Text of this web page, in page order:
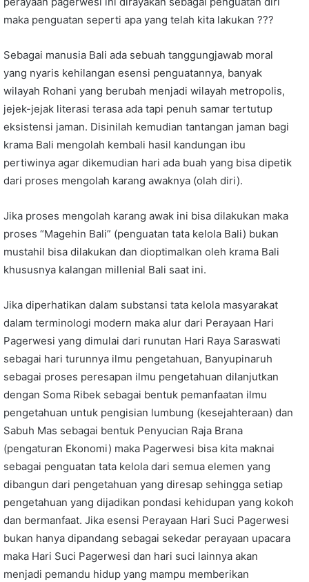
maka penguatan seperti apa yang telah kita lakukan ???
Sebagai manusia Bali ada sebuah tanggungjawab moral
yang nyaris kehilangan esensi penguatannya, banyak
wilayah Rohani yang berubah menjadi wilayah metropolis,
jejek-jejak literasi terasa ada tapi penuh samar tertutup
eksistensi jaman. Disinilah kemudian tantangan jaman bagi
krama Bali mengolah kembali hasil kandungan ibu
pertiwinya agar dikemudian hari ada buah yang bisa dipetik
dari proses mengolah karang awaknya (olah diri).
Jika proses mengolah karang awak ini bisa dilakukan maka
proses “Magehin Bali” (penguatan tata kelola Bali) bukan
mustahil bisa dilakukan dan dioptimalkan oleh krama Bali
khususnya kalangan millenial Bali saat ini.
Jika diperhatikan dalam substansi tata kelola masyarakat
dalam terminologi modern maka alur dari Perayaan Hari
Pagerwesi yang dimulai dari runutan Hari Raya Saraswati
sebagai hari turunnya ilmu pengetahuan, Banyupinaruh
sebagai proses peresapan ilmu pengetahuan dilanjutkan
dengan Soma Ribek sebagai bentuk pemanfaatan ilmu
pengetahuan untuk pengisian lumbung (kesejahteraan) dan
Sabuh Mas sebagai bentuk Penyucian Raja Brana
(pengaturan Ekonomi) maka Pagerwesi bisa kita maknai
sebagai penguatan tata kelola dari semua elemen yang
dibangun dari pengetahuan yang diresap sehingga setiap
pengetahuan yang dijadikan pondasi kehidupan yang kokoh
dan bermanfaat. Jika esensi Perayaan Hari Suci Pagerwesi
bukan hanya dipandang sebagai sekedar perayaan upacara
maka Hari Suci Pagerwesi dan hari suci lainnya akan
menjadi pemandu hidup yang mampu memberikan